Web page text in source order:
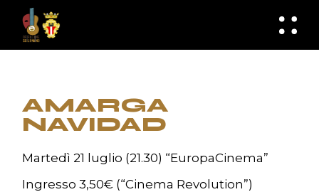
content
AMARGA
NAVIDAD
Martedì 21 luglio (21.30) “EuropaCinema”
Ingresso 3,50€ (“Cinema Revolution”)